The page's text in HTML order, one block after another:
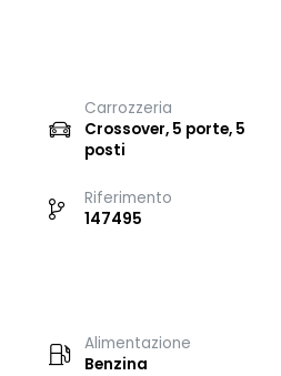
Carrozzeria
Crossover, 5 porte, 5
posti
Riferimento
147495
Alimentazione
Benzina